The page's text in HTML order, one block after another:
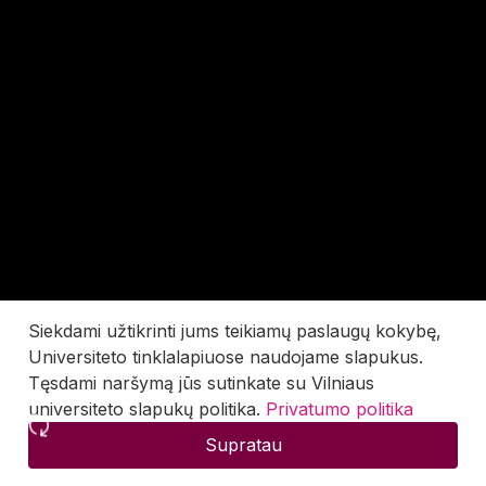
Siekdami užtikrinti jums teikiamų paslaugų kokybę,
Universiteto tinklalapiuose naudojame slapukus.
Tęsdami naršymą jūs sutinkate su Vilniaus
universiteto slapukų politika. Privatumo politika
Supratau